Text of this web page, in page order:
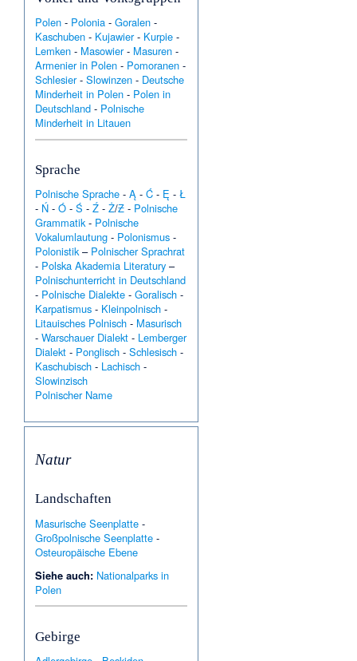
Polen - Polonia -Goralen -
Kaschuben - Kujawier- Kurpie -
Lemken - Masowier- Masuren -
Armenier in Polen - Pomoranen -
Schlesier-Slowinzen - Deutsche
Minderheit in Polen - Polen in
Deutschland - Polnische
Minderheit in Litauen
Sprache
Polnische Sprache -Ą -Ć - Ę -Ł
- Ń -Ó -Ś -Ź -Ż/Ƶ - Polnische
Grammatik- Polnische
Vokalumlautung - Polonismus -
Polonistik– Polnischer Sprachrat
- Polska Akademia Literatury –
Polnischunterricht in Deutschland
- Polnische Dialekte -Goralisch -
Karpatismus - Kleinpolnisch -
Litauisches Polnisch - Masurisch
-Warschauer Dialekt - Lemberger
Dialekt - Ponglisch -Schlesisch -
Kaschubisch - Lachisch -
Slowinzisch
Polnischer Name
Natur
Landschaften
Masurische Seenplatte -
Großpolnische Seenplatte -
Osteuropäische Ebene
Siehe auch: Nationalparks in
Polen
Gebirge